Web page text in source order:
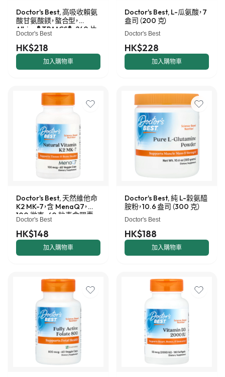
Doctor's Best, 高吸收賴氨
酸甘氨酸鎂，螯合型，
Albion® TRAACS®，240 片
（每片 100 毫克）
Doctor's Best
HK$218
加入購物車
Doctor's Best, L-瓜氨酸，7
盎司（200 克）
Doctor's Best
HK$228
加入購物車
Doctor's Best, 天然維他命
K2 MK-7，含 MenaQ7，
100 微克，60 粒素食膠囊
Doctor's Best
HK$148
加入購物車
Doctor's Best, 純 L-穀氨醯
胺粉，10.6 盎司（300 克）
Doctor's Best
HK$188
加入購物車